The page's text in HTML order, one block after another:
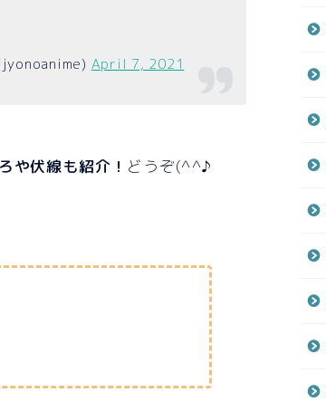
April 7, 2021
や伏線も紹介！ どうぞ(^^♪